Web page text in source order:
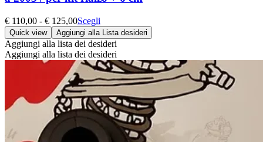
€ 110,00 - € 125,00Fascia
di
prezzo:
da
€ 110,00
a
€ 125,00
Scegli
prodotto
ha
più
varianti.
Le
opzioni
possono
essere
scelte
nella
pagina
Quick view Aggiungi alla Lista desideri
Aggiungi alla lista dei desideri
Aggiungi alla lista dei desideri